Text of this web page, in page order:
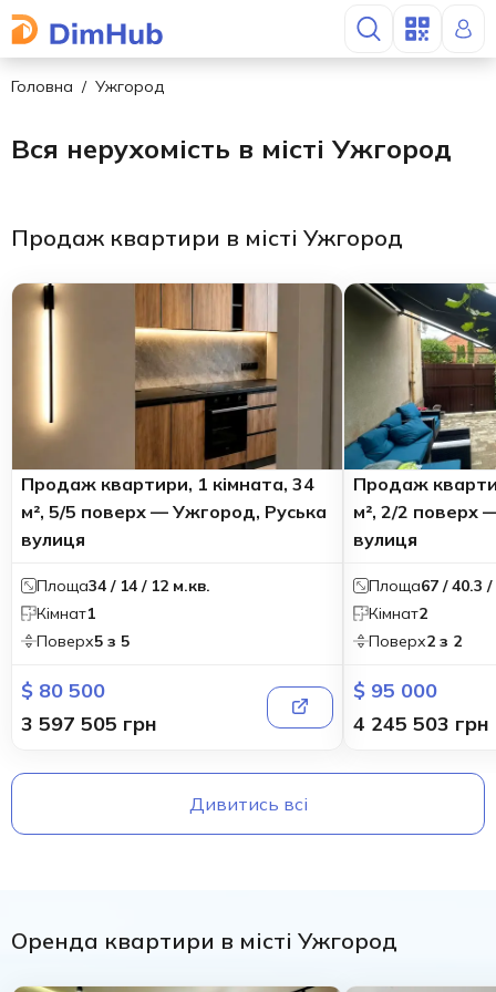
Головна Ужгород
Вся нерухомість в місті Ужгород
Продаж квартири в місті Ужгород
Продаж квартири, 1 кімната, 34
м², 5/5 поверх — Ужгород, Руська
вулиця
Площа34 / 14 / 12 м.кв.
Кімнат1
Поверх5 з 5
$ 80 500
3 597 505 грн
Продаж
м², 2/2 поверх
вулиця
Площа67 / 40.3
Кімнат2
Поверх2 з 2
$ 95 000
4 245 503 грн
Дивитись всі
Оренда квартири в місті Ужгород